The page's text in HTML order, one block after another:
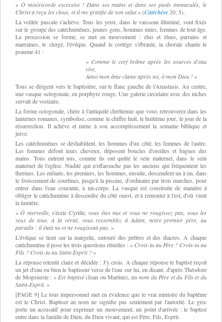
« Ômiséricorde excessive ! Dans ses mains et dans ses pieds immaculés, le
Christ a reçu les clous, et il me gratifie de son salut» (Catéchèse20, 5).
La veillée pascale s'achève. Tous les yeux, dans le vaisseau illuminé, sont fixés
sur le groupe des catéchumènes, jeunes gens, hommes mûrs, femmes de tout âge.
La procession se forme, se met en mouvement : élus et élues, parrains et
marraines, le clergé, l'évêque. Quand le cortège s'ébranle, la chorale chante le
psaume 41 :
«Comme le cerf brâme après les sources d'eau
vive,
Ainsi mon âme clame après toi, ô mon Dieu !»
Tous se dirigent vers le baptistère, sur le flanc gauche de l'Anastasis. Au centre,
une vasque octogonale, en porphyre rouge. Une galerie circulaire avec des niches
servait de vestiaire.
La forme octogonale, chère à l'antiquité chrétienne que vous retrouverez dans les
lanternes romanes, symbolise, comme le chiffre huit, le huitième jour, le jour de la
résurrection. Il achève et mène à son accomplissement la semaine biblique et
juive.
Les catéchumènes se déshabillent, les hommes d'un côté, les femmes de l'autre.
Les femmes défont leurs cheveux, déposent boucles d'oreilles et bagues des
mains. Tous entrent nus, comme ils ont quitté le sein maternel, dans le sein
maternel de l'eglise. Nudité qui n'effarouche pas les anciens qui fréquentent les
thermes. Les enfants, les premiers, les hommes, ensuite, descendent un à un, dans
le froissement de courtines, jusqu'à la piscine, d'ordinaire par trois marches, pour
entrer dans l'eau courante, à mi-corps. La vasque est construite de manière à
obliger le catéchumène à descendre du côté ouest, et à remonter à l'est, d'où vient
la lumière.
«Ô merveille,s'écrie Cyrille,vous êtes nus et vous ne rougissez pas, sous les
yeux de tous. A la vérité, vous ressemblez à Adam, notre premier père, au
paradis : il était nu et ne rougissait pas. »
L'évêque se tient sur la margelle, entouré des prêtres et des diacres. A chaque
catéchumène il pose les trois questions rituelles : « Crois-tu au Père ? Crois-tu au
Fils ? Crois-tu au Saint-Esprit ?»
La réponse retentit claire et décidée : J'y crois. A chaque réponse le baptisé reçoit
un jet d'eau ou bien le baptiseur verse de l'eau sur lui, en disant, d'après Théodore
de Mopsueste : «Est baptisé(Jean ou Martine), au nom du Père et du Fils et du
Saint-Esprit. »
[PAGE 9] Le tour impersonnel met en évidence que le vrai ministre du baptême
est le Christ. Baptiser au nom ne signifie pas seulement par l'autorité. Le grec
porte un accusatif pour exprimer un mouvement, un point d'arrivée : le baptisé
entre dans la famille de Dieu, du Dieu vivant, qui est Père, Fils, Esprit.